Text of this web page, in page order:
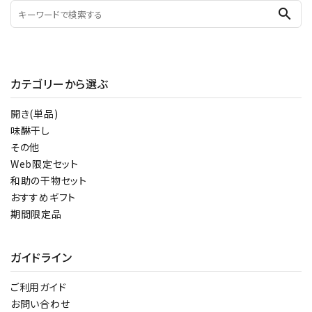
search
カテゴリーから選ぶ
開き(単品)
味醂干し
その他
Web限定セット
和助の干物セット
おすすめギフト
期間限定品
ガイドライン
ご利用ガイド
お問い合わせ